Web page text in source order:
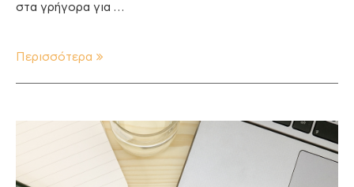
στα γρήγορα για …
Περισσότερα